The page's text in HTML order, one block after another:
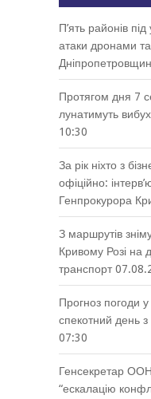
П’ять районів
атаки дронами
Протягом дня 7
лунатимуть
10:30
За рік ніхто з
офіційно:
Генпрокурора
З маршрутів
Кривому Розі на
транспорт
Прогноз погоди
спекотний день
07:30
Генсекретар ООН
“ескалацію